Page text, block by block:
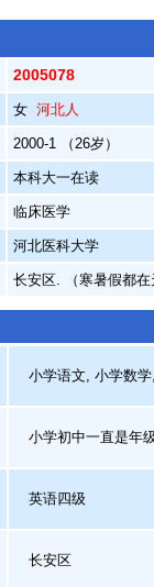
2005078
女 河北人
2000-1 （26岁）
本科大一在读
临床医学
河北医科大学
长安区. （寒暑假都在
小学语文, 小学数学
小学初中一直是年
英语四级
长安区